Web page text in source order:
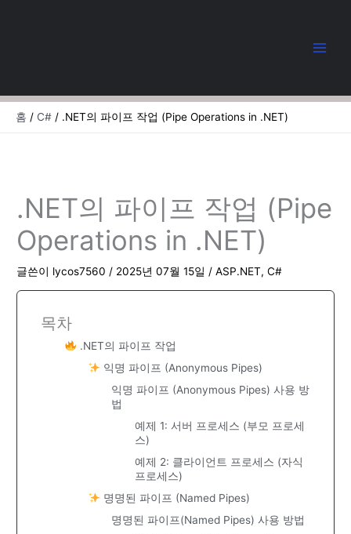
너
홈 C# .NET의 파이프 작업 (Pipe Operations in .NET)
.NET의 파이프 작업 (Pipe
Operations in .NET)
글쓴이 lycos7560/ 2025년 07월 15일/ASP.NET,C#
목차
.NET의 파이프 작업
익명 파이프 (Anonymous Pipes)
익명 파이프 (Anonymous Pipes) 사용 방
법
예제 1: 서버 프로세스 (부모 프로세
스)
예제 2: 클라이언트 프로세스 (자식
프로세스)
명명된 파이프 (Named Pipes)
명명된 파이프(Named Pipes) 사용 방법